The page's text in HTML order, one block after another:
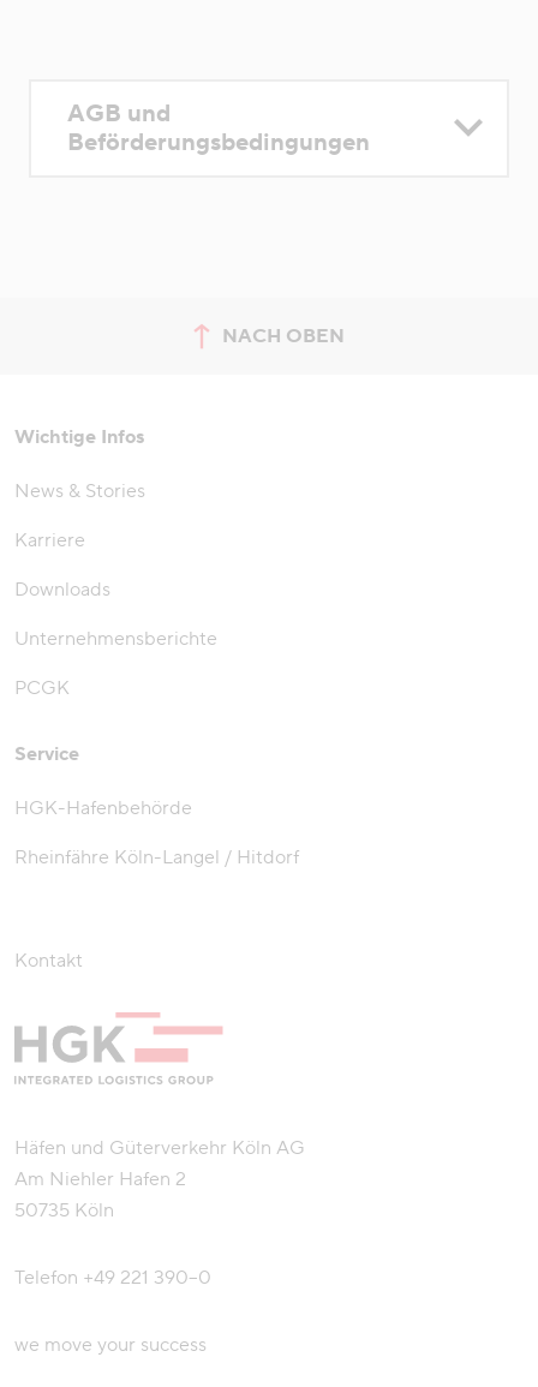
AGB und
Beförderungsbedingungen
NACH OBEN
zum Seitenanfang springen
Wichtige Infos
News & Stories
Karriere
Downloads
Unternehmensberichte
PCGK
Service
HGK-Hafenbehörde
Rheinfähre Köln-Langel / Hitdorf
Kontakt
Häfen und Güterverkehr Köln AG
Am Niehler Hafen 2
50735 Köln
Telefon +49 221 390–0
we move your success